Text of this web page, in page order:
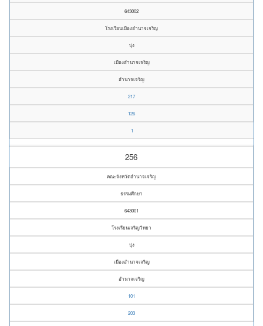
643002
โรงเรียนเมืองอำนาจเจริญ
บุ่ง
เมืองอำนาจเจริญ
อำนาจเจริญ
217
126
1
256
คณะจังหวัดอำนาจเจริญ
ธรรมศึกษา
643001
โรงเรียนเจริญวิทยา
บุ่ง
เมืองอำนาจเจริญ
อำนาจเจริญ
101
203